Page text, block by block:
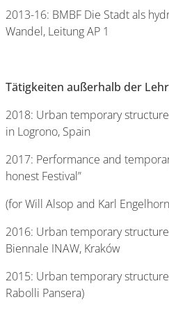
2013-16: BMBF Die Stadt als
Wandel, Leitung AP 1
Tätigkeiten außerhalb der
2018: Urban temporary
in Logrono, Spain
2017: Performance and
honest Festival”
(for Will Alsop and Karl
2016: Urban temporary
Biennale INAW, Kraków
2015: Urban temporary
Rabolli Pansera)